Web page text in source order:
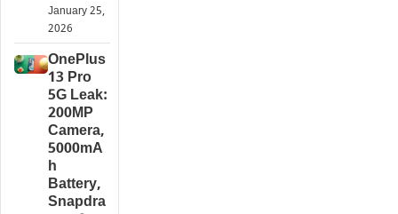
January 25,
2026
OnePlus
13 Pro
5G Leak:
200MP
Camera,
5000mA
h
Battery,
Snapdra